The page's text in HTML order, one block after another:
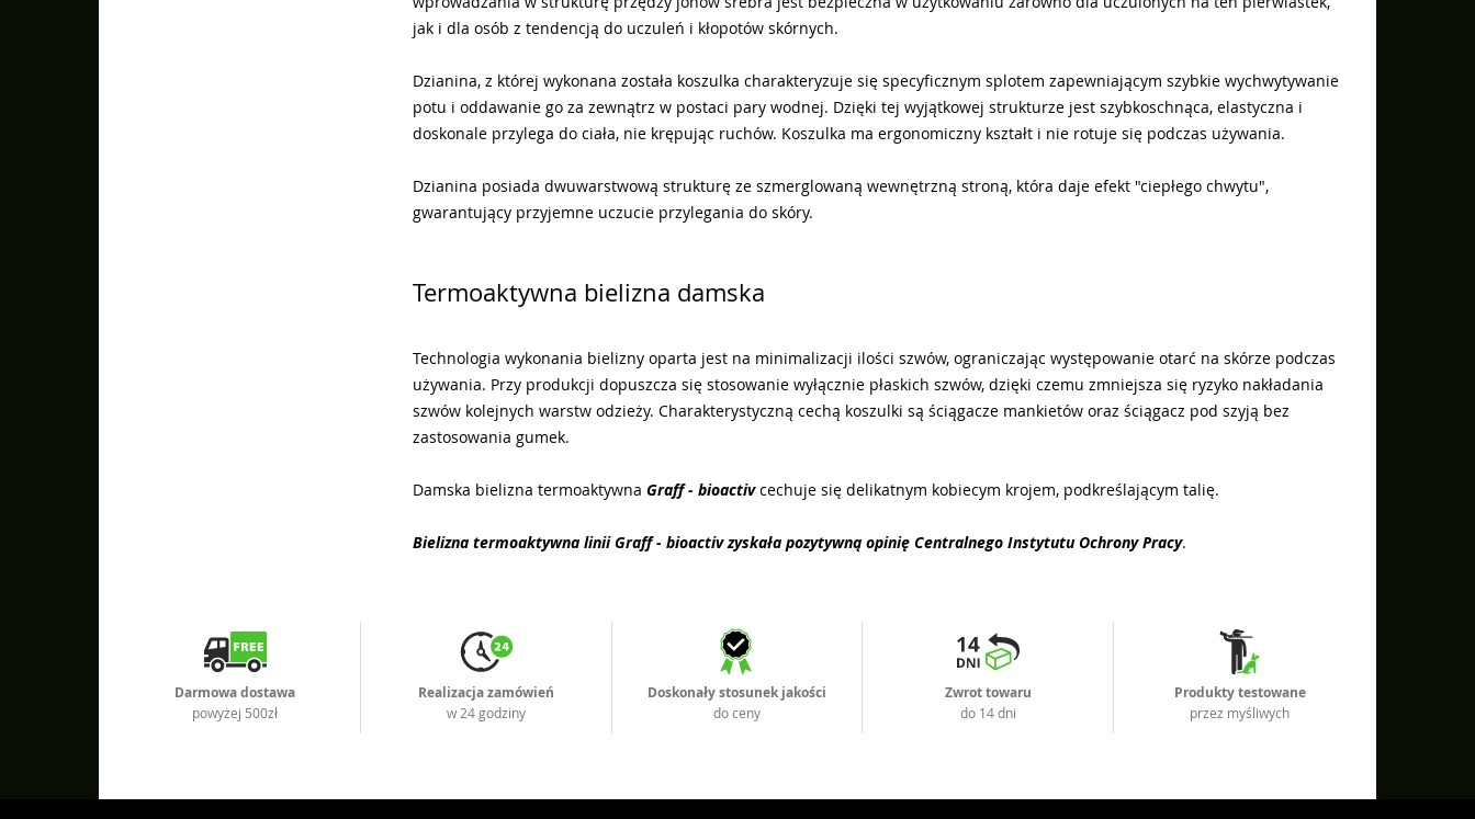
jak i dla osób z tendencją do uczuleń i kłopotów skórnych.
Dzianina, z której wykonana została koszulka charakteryzuje się specyficznym splotem zapewniającym szybkie wychwytywanie
potu i oddawanie go za zewnątrz w postaci pary wodnej. Dzięki tej wyjątkowej strukturze jest szybkoschnąca, elastyczna i
doskonale przylega do ciała, nie krępując ruchów. Koszulka ma ergonomiczny kształt i nie rotuje się podczas używania.
Dzianina posiada dwuwarstwową strukturę ze szmerglowaną wewnętrzną stroną, która daje efekt "ciepłego chwytu",
gwarantujący przyjemne uczucie przylegania do skóry.
Termoaktywna bielizna damska
Technologia wykonania bielizny oparta jest na minimalizacji ilości szwów, ograniczając występowanie otarć na skórze podczas
używania. Przy produkcji dopuszcza się stosowanie wyłącznie płaskich szwów, dzięki czemu zmniejsza się ryzyko nakładania
szwów kolejnych warstw odzieży. Charakterystyczną cechą koszulki są ściągacze mankietów oraz ściągacz pod szyją bez
zastosowania gumek.
Damska bielizna termoaktywna Graff - bioactivcechuje się delikatnym kobiecym krojem, podkreślającym talię.
Bielizna termoaktywna linii Graff - bioactiv zyskała pozytywną opinię Centralnego Instytutu Ochrony Pracy.
Darmowa dostawa
powyżej 500zł
Realizacja zamówień
w 24 godziny
Doskonały stosunek jakości
do ceny
Zwrot towaru
do 14 dni
Produkty testowane
przez myśliwych